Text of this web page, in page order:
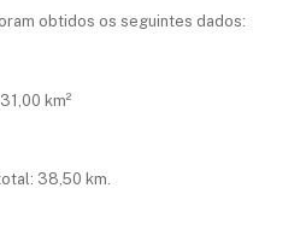
obtidos os seguintes dados:
km²
38,50 km.